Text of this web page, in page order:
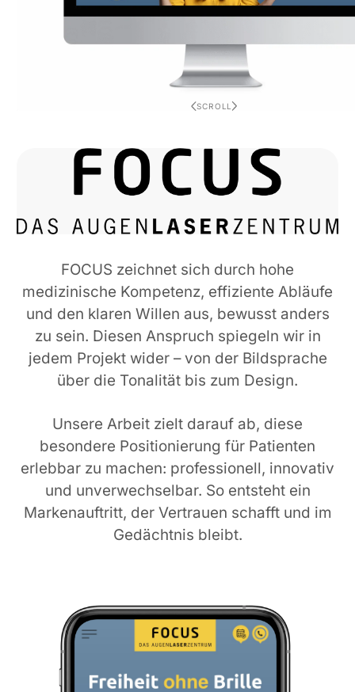
SCROLL
FOCUS zeichnet sich durch hohe
medizinische Kompetenz, effiziente Abläufe
und den klaren Willen aus, bewusst anders
zu sein. Diesen Anspruch spiegeln wir in
jedem Projekt wider – von der Bildsprache
über die Tonalität bis zum Design.
Unsere Arbeit zielt darauf ab, diese
besondere Positionierung für Patienten
erlebbar zu machen: professionell, innovativ
und unverwechselbar. So entsteht ein
Markenauftritt, der Vertrauen schafft und im
Gedächtnis bleibt.